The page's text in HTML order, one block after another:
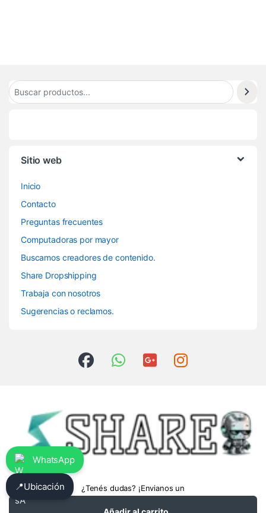
Sitio web
Inicio
Contacto
Preguntas frecuentes
Computadoras por mayor
Buscamos creadores de contenido.
Share Dropshipping
Trabaja con nosotros
Sugerencias o reclamos.
¿Tenés dudas? ¡Envianos un
whatsapp!
WhatsApp
📍Ubicación